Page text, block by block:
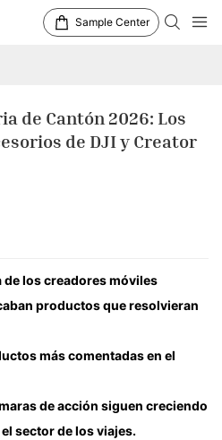
Sample Center
de Cantón 2026: Los
de DJI y Creator
de los creadores móviles
productos que resolvieran
en cámaras de
más rápidos
de alto margen
más comentadas en el
Pocket 3/4: La categoría de
de acción siguen creciendo
sector de los viajes.